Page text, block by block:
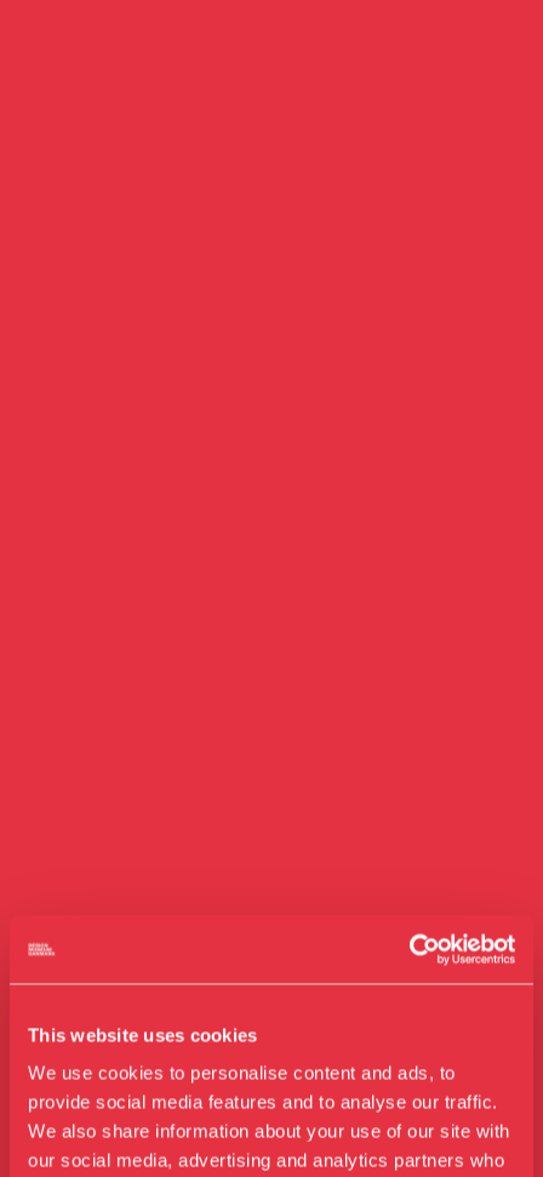
This website uses cookies
We use cookies to personalise content and ads, to
provide social media features and to analyse our traffic.
We also share information about your use of our site with
our social media, advertising and analytics partners who